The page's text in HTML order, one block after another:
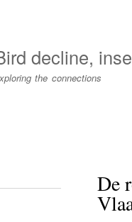
decline,
the connections
De